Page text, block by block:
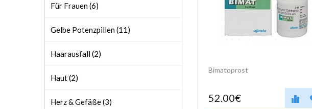
Für Frauen (6)
Gelbe Potenzpillen (11)
Haarausfall (2)
Haut (2)
Herz & Gefäße (3)
Bimatoprost
52.00€